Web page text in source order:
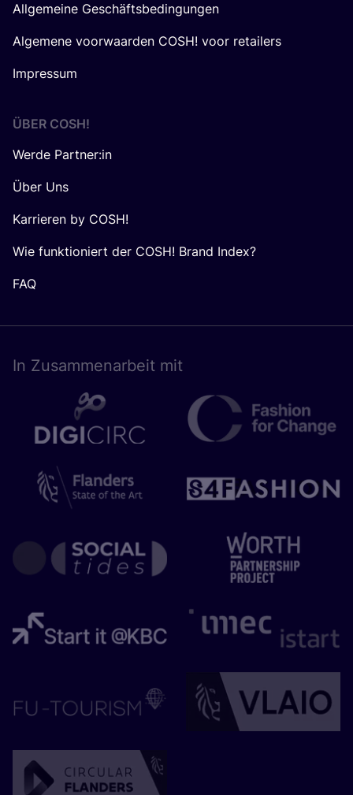
Allgemeine Geschäftsbedingungen
Algemene voorwaarden COSH! voor retailers
Impressum
ÜBER COSH!
Werde Partner:in
Über Uns
Karrieren by COSH!
Wie funktioniert der COSH! Brand Index?
FAQ
In Zusam­men­ar­beit mit